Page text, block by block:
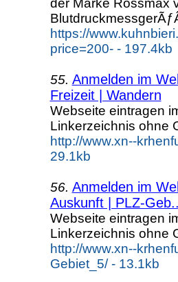
der Marke Rossmax
https://
price=200- - 197.4kb
55. Anmelden im
Freizeit | Wandern
Webseite eintragen
Linkerzeichnis ohne
http://www.xn--
29.1kb
56. Anmelden im
Auskunft | PLZ-
Webseite eintragen
Linkerzeichnis ohne
http://www.xn--
Gebiet_5/ - 13.1kb